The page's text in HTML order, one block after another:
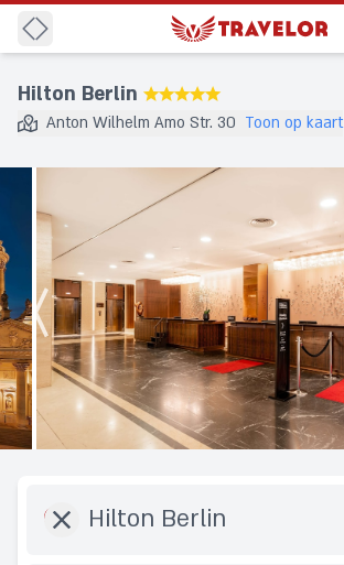
Rug
Hilton Berlin ★★★★★
Anton Wilhelm Amo Str. 30 Toon op kaart